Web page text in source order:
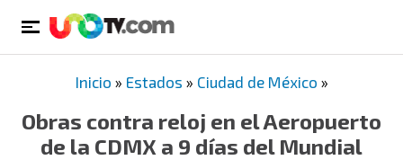
Inicio » Estados » Ciudad de México »
Obras contra reloj en el Aeropuerto
de la CDMX a 9 días del Mundial